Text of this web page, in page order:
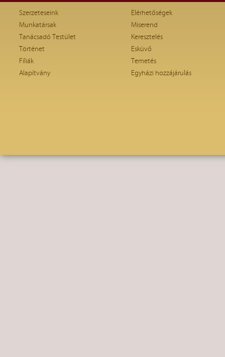
Szerzeteseink
Munkatársak
Tanácsadó Testület
Történet
Fíliák
Alapítvány
Elérhetőségek
Miserend
Keresztelés
Esküvő
Temetés
Egyházi hozzájárulás